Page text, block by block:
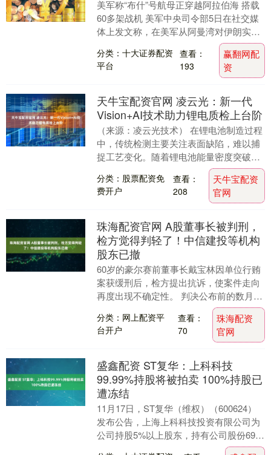
美军称“布什”号航母正穿越阿拉伯海 搭载
60多架战机 美军中央司令部5日在社交媒
体上发文称，在美军从阿曼湾对伊朗实施
海上封锁、在霍尔木兹海峡开展“自由计
划”疏导....
分类：十大证券配资
平台
查看：
193
赢翻网配
资
天牛宝配资官网 凌云光：新一代
Vision+AI技术助力锂电质检上台阶
（来源：凌云光技术） 在锂电池制造过程
中，传统检测主要关注表面缺陷，难以捕
捉工艺变化。随着锂电池能量密度突破
300Wh/kg、材料快速迭代、工艺窗口收
窄，制造精....
分类：股票配资免
费开户
查看：
208
天牛宝配资
官网
珠海配资官网 A股董事长被判刑，
检方觉得判轻了！中信建投等机构
股东已撤
60岁的豪尔赛前董事长戴宝林因单位行贿
案获缓刑后，检方提出抗诉，使案件走向
再度出现不确定性。 判决公布前的数月
内，公司出现实控人变动、管理层紧急更
换，戴宝林之子....
分类：网上配资平
台开户
查看：
70
珠海配资
官网
盛鑫配资 ST复华：上科科技
99.99%持股将被拍卖 100%持股已
遭冻结
11月17日，ST复华（维权）（600624）
发布公告，上海上科科技投资有限公司为
公司持股5%以上股东，持有公司股份6921
万股，占公司总股本的10.1872%....